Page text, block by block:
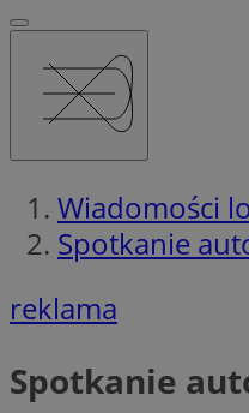
Wiadomości
Spotkanie
reklama
Spotkanie